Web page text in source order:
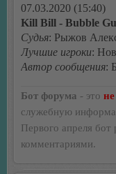
07.03.2020 (15:40)
Kill Bill - Bubble
Судья: Рыжов
Лучшие игроки:
Автор сообщения:
Бот форума - это не
служебную
Первого апреля
комментариями.